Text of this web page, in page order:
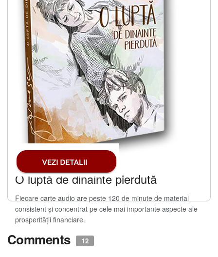
O luptă de dinainte pierdută
Fiecare carte audio are peste 120 de minute de material
consistent și concentrat pe cele mai importante aspecte ale
prosperității financiare.
Comments 12